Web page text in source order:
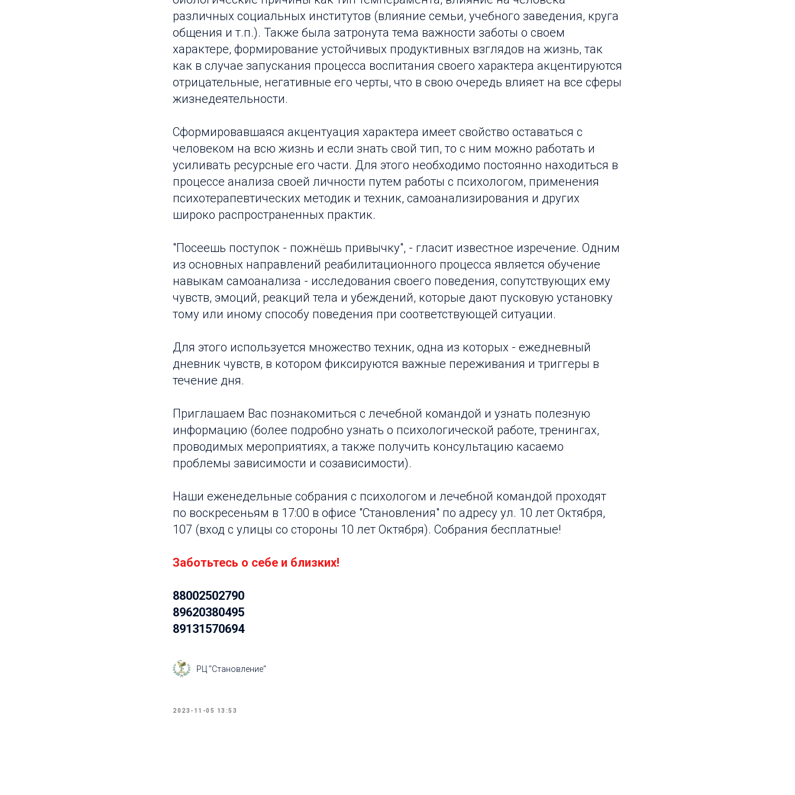
различных социальных институтов (влияние семьи, учебного заведения, круга
общения и т.п.). Также была затронута тема важности заботы о своем
характере, формирование устойчивых продуктивных взглядов на жизнь, так
как в случае запускания процесса воспитания своего характера акцентируются
отрицательные, негативные его черты, что в свою очередь влияет на все сферы
жизнедеятельности.
Сформировавшаяся акцентуация характера имеет свойство оставаться с
человеком на всю жизнь и если знать свой тип, то с ним можно работать и
усиливать ресурсные его части. Для этого необходимо постоянно находиться в
процессе анализа своей личности путем работы с психологом, применения
психотерапевтических методик и техник, самоанализирования и других
широко распространенных практик.
"Посеешь поступок - пожнёшь привычку", - гласит известное изречение. Одним
из основных направлений реабилитационного процесса является обучение
навыкам самоанализа - исследования своего поведения, сопутствующих ему
чувств, эмоций, реакций тела и убеждений, которые дают пусковую установку
тому или иному способу поведения при соответствующей ситуации.
Для этого используется множество техник, одна из которых - ежедневный
дневник чувств, в котором фиксируются важные переживания и триггеры в
течение дня.
Приглашаем Вас познакомиться с лечебной командой и узнать полезную
информацию (более подробно узнать о психологической работе, тренингах,
проводимых мероприятиях, а также получить консультацию касаемо
проблемы зависимости и созависимости).
Наши еженедельные собрания с психологом и лечебной командой проходят
по воскресеньям в 17:00 в офисе "Становления" по адресу ул. 10 лет Октября,
107 (вход с улицы со стороны 10 лет Октября). Собрания бесплатные!
Заботьтесь о себе и близких!
88002502790
89620380495
89131570694
РЦ "Становление"
2023-11-05 13:53